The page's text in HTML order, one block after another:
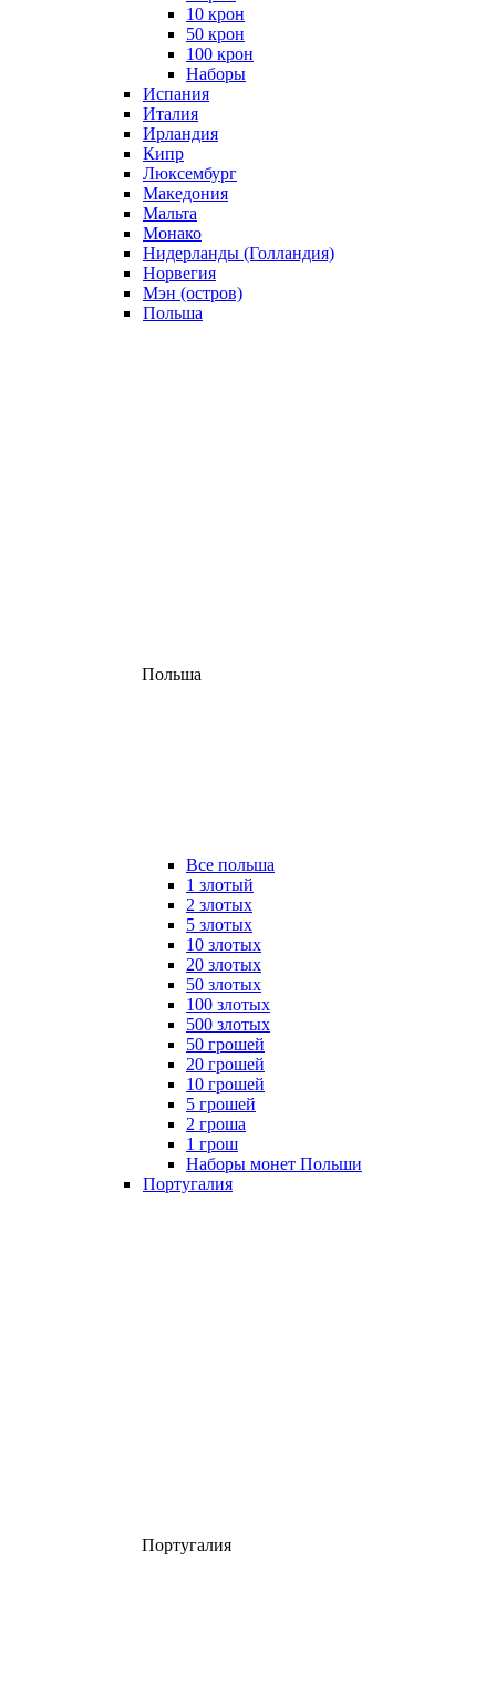
10 крон
50 крон
100 крон
Наборы
Испания
Италия
Ирландия
Кипр
Люксембург
Македония
Мальта
Монако
Нидерланды (Голландия)
Норвегия
Мэн (остров)
Польша
Польша
Все польша
1 злотый
2 злотых
5 злотых
10 злотых
20 злотых
50 злотых
100 злотых
500 злотых
50 грошей
20 грошей
10 грошей
5 грошей
2 гроша
1 грош
Наборы монет Польши
Португалия
Португалия